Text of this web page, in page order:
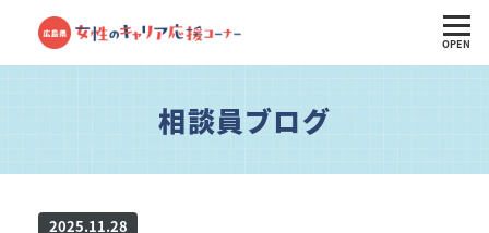
OPEN
相談員ブログ
2025.11.28